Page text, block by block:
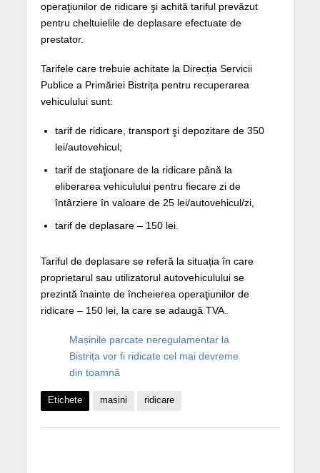
operaţiunilor de ridicare şi achită tariful prevăzut
pentru cheltuielile de deplasare efectuate de
prestator.
Tarifele care trebuie achitate la Direcția Servicii
Publice a Primăriei Bistrița pentru recuperarea
vehiculului sunt:
tarif de ridicare, transport şi depozitare de 350
lei/autovehicul;
tarif de staţionare de la ridicare până la
eliberarea vehiculului pentru fiecare zi de
întârziere în valoare de 25 lei/autovehicul/zi,
tarif de deplasare – 150 lei.
Tariful de deplasare se referă la situația în care
proprietarul sau utilizatorul autovehiculului se
prezintă înainte de încheierea operaţiunilor de
ridicare – 150 lei, la care se adaugă TVA.
Mașinile parcate neregulamentar la
Bistrița vor fi ridicate cel mai devreme
din toamnă
Etichete masini ridicare